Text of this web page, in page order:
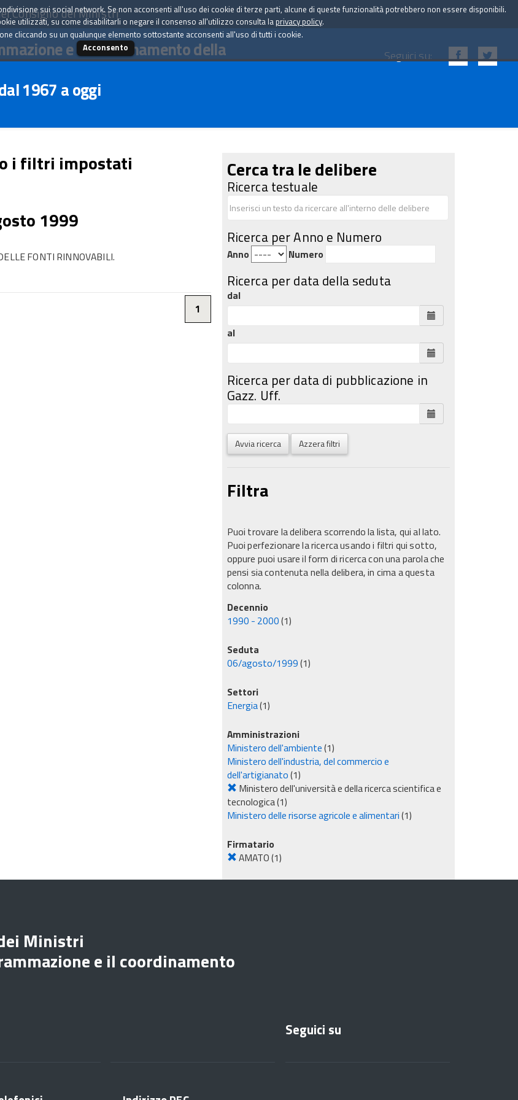
Consiglio dei Ministri
e il coordinamento della
1967 a oggi
Seguici su:
i filtri impostati
1999
FONTI RINNOVABILI.
1
Cerca tra le delibere
Ricerca testuale
Ricerca per Anno e Numero
Anno Numero
Ricerca per data della seduta
dal
al
Ricerca per data di pubblicazione in
Gazz. Uff.
Avvia ricerca Azzera filtri
Filtra
Puoi trovare la delibera scorrendo la lista, qui al lato.
Puoi perfezionare la ricerca usando i filtri qui sotto,
oppure puoi usare il form di ricerca con una parola che
pensi sia contenuta nella delibera, in cima a questa
colonna.
Decennio
1990 - 2000(1)
Seduta
06/agosto/1999(1)
Settori
Energia(1)
Amministrazioni
Ministero dell'ambiente(1)
Ministero dell'industria, del commercio e
dell'artigianato(1)
Ministero dell'università e della ricerca scientifica e
tecnologica(1)
Ministero delle risorse agricole e alimentari(1)
Firmatario
AMATO(1)
sui social network. Se non acconsenti all'uso dei cookie di terze parti, alcune di queste funzionalità potrebbero non essere disponibili.
utilizzati, su come disabilitarli o negare il consenso all'utilizzo consulta la privacy policy.
cliccando su un qualunque elemento sottostante acconsenti all'uso di tutti i cookie.
Acconsento
Ministri
e il coordinamento
Seguici su